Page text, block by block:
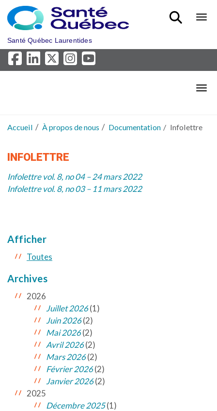
Aller au menu principal
Santé Québec Laurentides
Accueil À propos de nous Documentation Infolettre
INFOLETTRE
Infolettre vol. 8, no 04 – 24 mars 2022
Infolettre vol. 8, no 03 – 11 mars 2022
Afficher
Toutes
Archives
2026
Juillet 2026(1)
Juin 2026(2)
Mai 2026(2)
Avril 2026(2)
Mars 2026(2)
Février 2026(2)
Janvier 2026(2)
2025
Décembre 2025(1)